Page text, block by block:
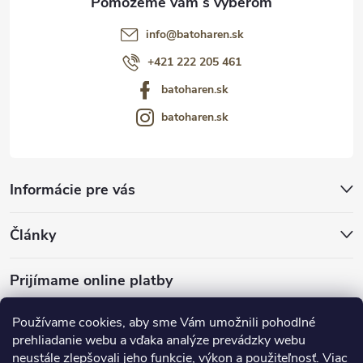
Používame cookies, aby sme Vám umožnili pohodlné
prehliadanie webu a vďaka analýze prevádzky webu
neustále zlepšovali jeho funkcie, výkon a použiteľnosť. Viac
Informácie pre vás
Články
Prijímame online platby
info@batoharen.sk
+421 222 205 461
batoharen.sk
batoharen.sk